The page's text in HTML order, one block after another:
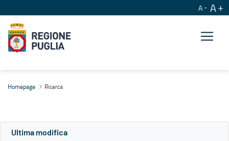
A A
Homepage Ricerca
Ultima modifica